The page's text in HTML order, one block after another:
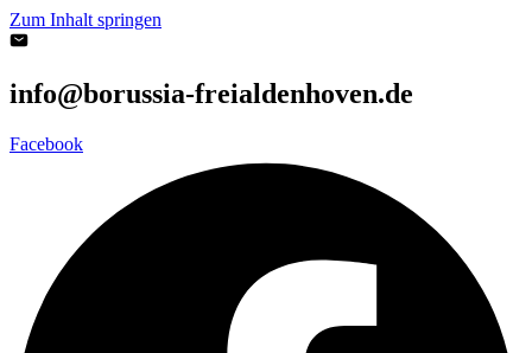
Zum Inhalt springen
info@borussia-freialdenhoven.de
Facebook